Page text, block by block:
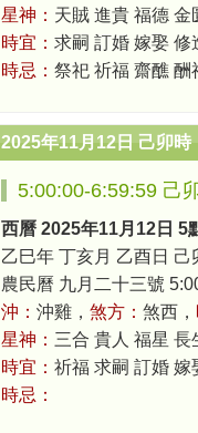
星神： 天賊 進貴 福德 金
時宜： 求嗣 訂婚 嫁娶 修
時忌： 祭祀 祈福 齋醮 酬
2025年11月12日 己卯時
5:00:00-6:59:59 己
西曆 2025年11月12日 5
乙巳年 丁亥月 乙酉日 己
農民曆 九月二十三號
沖： 沖雞， 煞方： 煞西，
星神： 三合 貴人 福星 長
時宜： 祈福 求嗣 訂婚 嫁
時忌：